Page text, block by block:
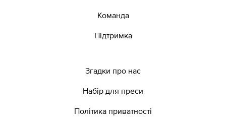
Команда
Підтримка
Згадки про нас
Набір для преси
Політика приватності